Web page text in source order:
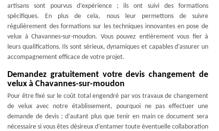
artisans sont pourvus d’expérience ; ils ont suivi des formations
spécifiques. En plus de cela, nous leur permettons de suivre
régulièrement des formations sur les techniques innovantes en pose de
velux à Chavannes-sur-moudon. Vous pouvez entièrement vous fier à
leurs qualifications. Ils sont sérieux, dynamiques et capables d’assurer un
accompagnement efficace de votre projet.
Demandez gratuitement votre devis changement de
velux à Chavannes-sur-moudon
Pour être fixé sur le coût total engendré par vos travaux de changement
de velux avec notre établissement, pourquoi ne pas effectuer une
demande de devis ; d’autant plus que tenir en main ce document sera
nécessaire si vous êtes désireux d’entamer toute éventuelle collaboration